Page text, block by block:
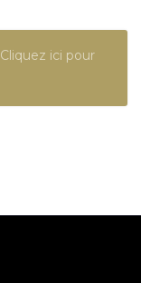
Cliquez ici pour